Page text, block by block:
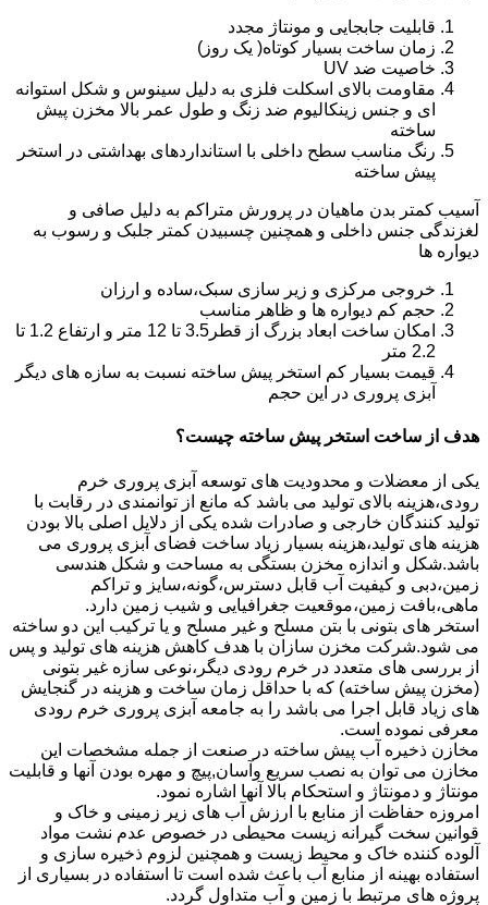
قابلیت جابجایی و مونتاژ مجدد
زمان ساخت بسیار کوتاه( یک روز)
خاصیت ضد UV
مقاومت بالای اسکلت فلزی به دلیل سینوس و شکل استوانه
ای و جنس زینکالیوم ضد زنگ و طول عمر بالا مخزن پیش
ساخته
رنگ مناسب سطح داخلی با استانداردهای بهداشتی در استخر
پیش ساخته
آسیب کمتر بدن ماهیان در پرورش متراکم به دلیل صافی و
لغزندگی جنس داخلی و همچنین چسبیدن کمتر جلبک و رسوب به
دیواره ها
خروجی مرکزی و زیر سازی سبک،ساده و ارزان
حجم کم دیواره ها و ظاهر مناسب
امکان ساخت ابعاد بزرگ از قطر3.5 تا 12 متر و ارتفاع 1.2 تا
2.2 متر
قیمت بسیار کم استخر پیش ساخته نسبت به سازه های دیگر
آبزی پروری در این حجم
هدف از ساخت استخر پیش ساخته چیست؟
یکی از معضلات و محدودیت های توسعه آبزی پروری خرم
رودی،هزینه بالای تولید می باشد که مانع از توانمندی در رقابت با
تولید کنندگان خارجی و صادرات شده یکی از دلایل اصلی بالا بودن
هزینه های تولید،هزینه بسیار زیاد ساخت فضای آبزی پروری می
باشد.شکل و اندازه مخزن بستگی به مساحت و شکل هندسی
زمین،دبی و کیفیت آب قابل دسترس،گونه،سایز و تراکم
ماهی،بافت زمین،موقعیت جغرافیایی و شیب زمین دارد.
استخر های بتونی با بتن مسلح و غیر مسلح و یا ترکیب این دو ساخته
می شود.شرکت مخزن سازان با هدف کاهش هزینه های تولید و پس
از بررسی های متعدد در خرم رودی دیگر،نوعی سازه غیر بتونی
(مخزن پیش ساخته) که با حداقل زمان ساخت و هزینه در گنجایش
های زیاد قابل اجرا می باشد را به جامعه آبزی پروری خرم رودی
معرفی نموده است.
مخازن ذخیره آب پیش ساخته در صنعت از جمله مشخصات این
مخازن می توان به نصب سریع وآسان,پیچ و مهره بودن آنها و قابلیت
مونتاژ و دمونتاژ و استحکام بالا آنها اشاره نمود.
امروزه حفاظت از منابع با ارزش آب های زیر زمینی و خاک و
قوانین سخت گیرانه زیست محیطی در خصوص عدم نشت مواد
آلوده کننده خاک و محیط زیست و همچنین لزوم ذخیره سازی و
استفاده بهینه از منابع آب باعث شده است تا استفاده در بسیاری از
پروژه های مرتبط با زمین و آب متداول گردد.